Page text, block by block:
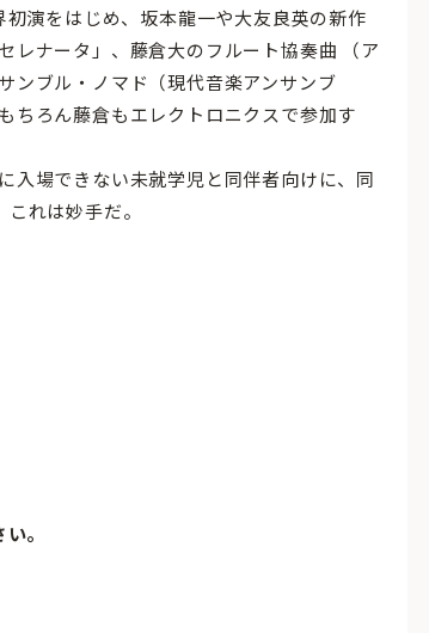
演をはじめ、坂本龍一や大友良英の新作
レナータ」、藤倉大のフルート協奏曲 （ア
ンブル・ノマド（現代音楽アンサンブ
ちろん藤倉もエレクトロニクスで参加す
入場できない未就学児と同伴者向けに、同
れは妙手だ。
。